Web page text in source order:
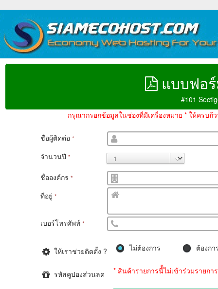
แบบฟอ
#101
กรุณากรอกข้อมูลในช่องที่มีเครื่องหมาย * ให้ครบ
ชื่อผู้ติดต่อ*
จำนวนปี*
ชื่อองค์กร*
ที่อยู่*
เบอร์โทรศัพท์*
ให้เราช่วยติดตั้ง ? ไม่ต้องการ ต้องกา
รหัสคูปองส่วนลด * สินค้ารายการนี้้ไม่เข้าร่วมรายกา